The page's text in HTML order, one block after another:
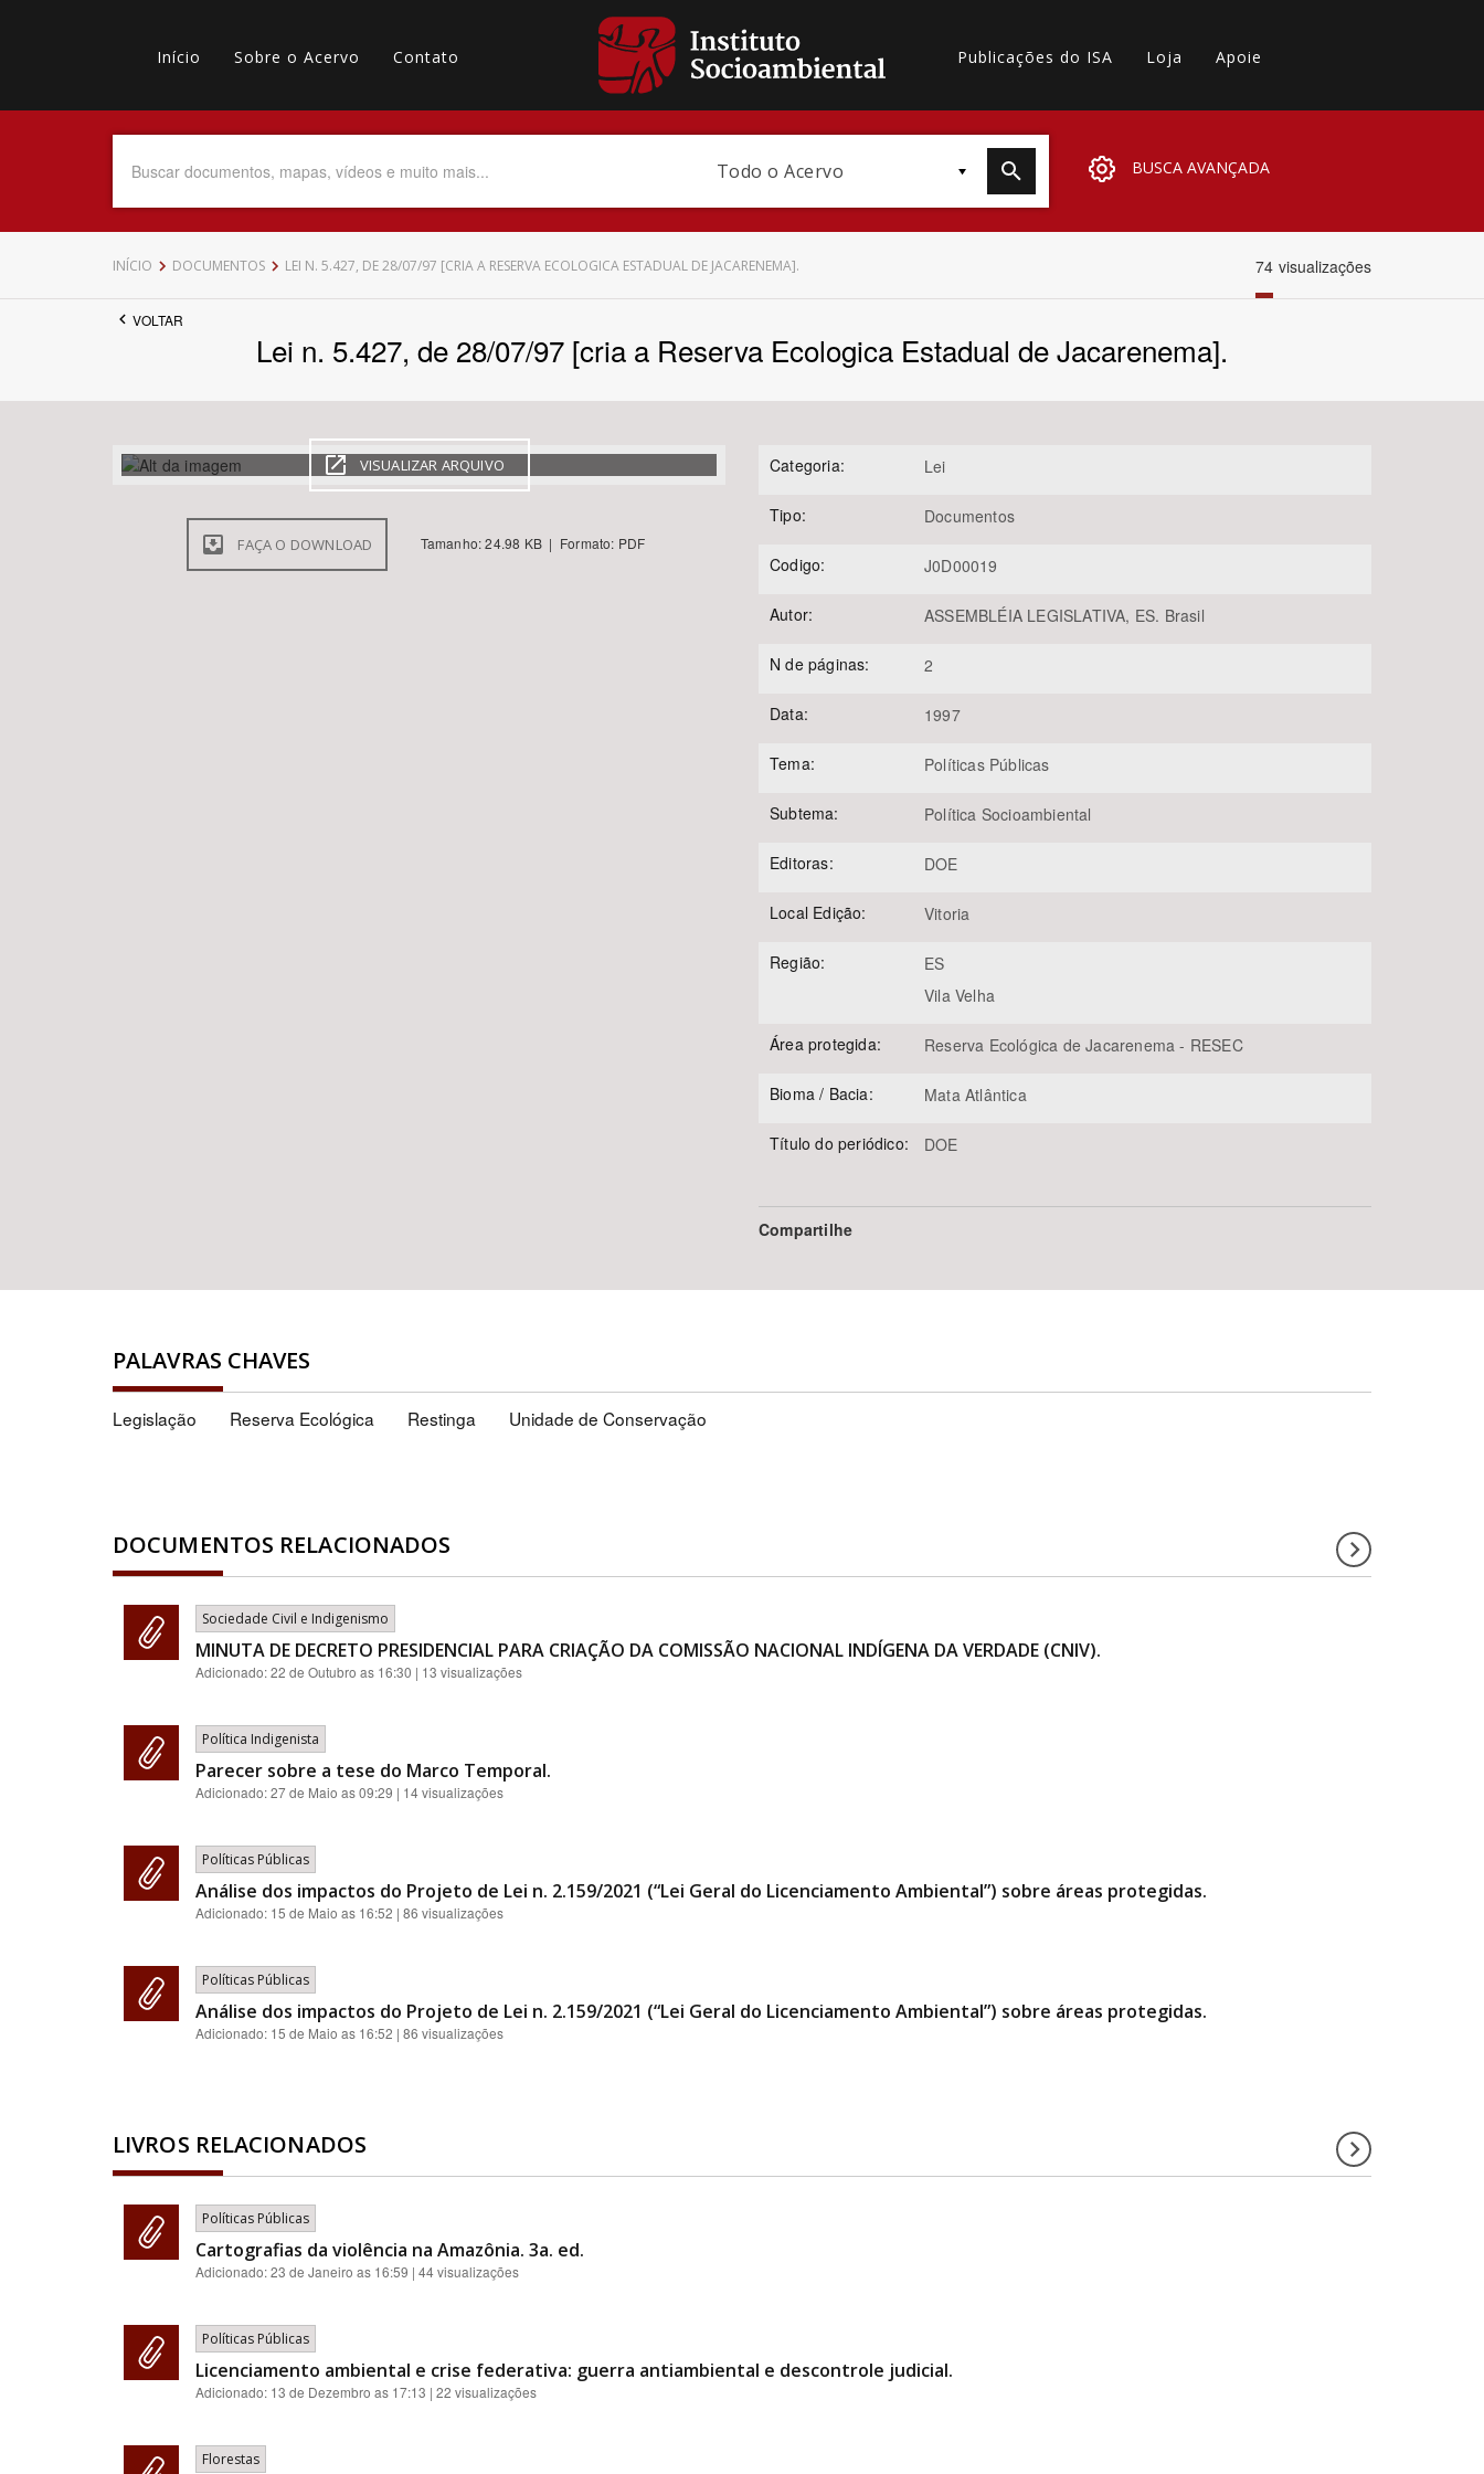
Main
navigation
Início Sobre o Acervo Contato
secundário
Publicações do ISA Loja Apoie
Todo o Acervo BUSCA AVANÇADA
Data do Documento Até
Bioma / Bacia
INÍCIO DOCUMENTOS LEI N. 5.427, DE 28/07/97 [CRIA A RESERVA ECOLOGICA ESTADUAL DE JACARENEMA]. 74 visualizações
VOLTAR
Lei n. 5.427, de 28/07/97 [cria a Reserva Ecologica Estadual de Jacarenema].
VISUALIZAR ARQUIVO
FAÇA O DOWNLOAD Tamanho: 24.98 KB | Formato: PDF
Categoria: Lei
Tipo: Documentos
Codigo: J0D00019
Autor: ASSEMBLÉIA LEGISLATIVA, ES. Brasil
N de páginas: 2
Data: 1997
Tema: Políticas Públicas
Subtema: Política Socioambiental
Editoras: DOE
Local Edição: Vitoria
Região:
ES
Vila Velha
Área protegida: Reserva Ecológica de Jacarenema - RESEC
Bioma / Bacia: Mata Atlântica
Título do periódico: DOE
Compartilhe
PALAVRAS CHAVES
Legislação Reserva Ecológica Restinga Unidade de Conservação
DOCUMENTOS RELACIONADOS
Sociedade Civil e Indigenismo
MINUTA DE DECRETO PRESIDENCIAL PARA CRIAÇÃO DA COMISSÃO NACIONAL INDÍGENA DA VERDADE (CNIV).
Adicionado:22 de Outubro as 16:30 | 13 visualizações
Política Indigenista
Parecer sobre a tese do Marco Temporal.
Adicionado:27 de Maio as 09:29 | 14 visualizações
Políticas Públicas
Análise dos impactos do Projeto de Lei n. 2.159/2021 (“Lei Geral do Licenciamento Ambiental”) sobre áreas protegidas.
Adicionado: 15 de Maio as 16:52 | 86 visualizações
Políticas Públicas
Análise dos impactos do Projeto de Lei n. 2.159/2021 (“Lei Geral do Licenciamento Ambiental”) sobre áreas protegidas.
Adicionado: 15 de Maio as 16:52 | 86 visualizações
LIVROS RELACIONADOS
Políticas Públicas
Cartografias da violência na Amazônia. 3a. ed.
Adicionado:23 de Janeiro as 16:59 | 44 visualizações
Políticas Públicas
Licenciamento ambiental e crise federativa: guerra antiambiental e descontrole judicial.
Adicionado: 13 de Dezembro as 17:13 | 22 visualizações
Florestas